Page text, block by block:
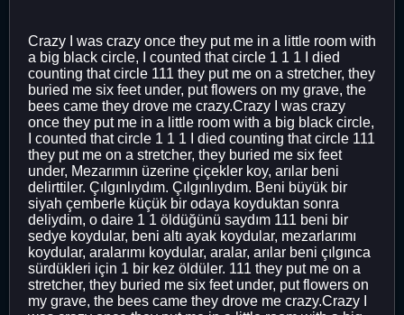
Crazy I was crazy once they put me in a little room with
a big black circle, I counted that circle 1 1 1 I died
counting that circle 111 they put me on a stretcher, they
buried me six feet under, put flowers on my grave, the
bees came they drove me crazy.Crazy I was crazy
once they put me in a little room with a big black circle,
I counted that circle 1 1 1 I died counting that circle 111
they put me on a stretcher, they buried me six feet
under, Mezarımın üzerine çiçekler koy, arılar beni
delirttiler. Çılgınlıydım. Çılgınlıydım. Beni büyük bir
siyah çemberle küçük bir odaya koyduktan sonra
deliydim, o daire 1 1 öldüğünü saydım 111 beni bir
sedye koydular, beni altı ayak koydular, mezarlarımı
koydular, aralarımı koydular, aralar, arılar beni çılgınca
sürdükleri için 1 bir kez öldüler. 111 they put me on a
stretcher, they buried me six feet under, put flowers on
my grave, the bees came they drove me crazy.Crazy I